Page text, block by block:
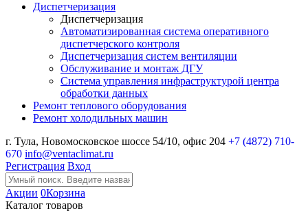
Диспетчеризация
Диспетчеризация
Автоматизированная система оперативного
диспетчерского контроля
Диспетчеризация систем вентиляции
Обслуживание и монтаж ДГУ
Система управления инфраструктурой центра
обработки данных
Ремонт теплового оборудования
Ремонт холодильных машин
г. Тула, Новомосковское шоссе 54/10, офис 204 +7 (4872) 710-
670 info@ventaclimat.ru
Регистрация Вход
Акции 0Корзина
Каталог товаров